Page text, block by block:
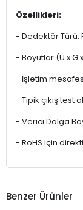
Özellikleri:
- Dedektör Türü:
- Boyutlar (U x G
- İşletim
- Tipik çıkış test
- Verici Dalga
- RoHS için
Benzer Ürünler